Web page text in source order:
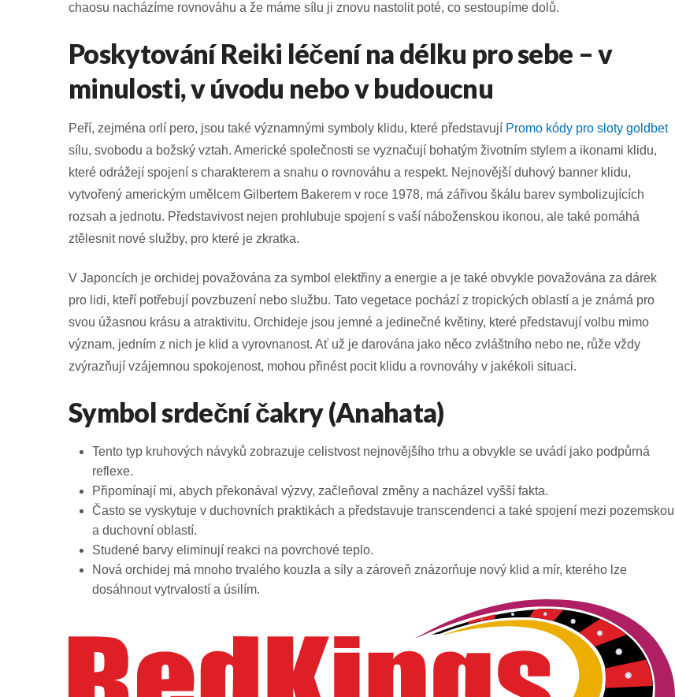
chaosu nacházíme rovnováhu a že máme sílu ji znovu nastolit poté, co sestoupíme dolů.
Poskytování Reiki léčení na délku pro sebe – v
minulosti, v úvodu nebo v budoucnu
Peří, zejména orlí pero, jsou také významnými symboly klidu, které představují Promo kódy pro sloty goldbet
sílu, svobodu a božský vztah. Americké společnosti se vyznačují bohatým životním stylem a ikonami klidu,
které odrážejí spojení s charakterem a snahu o rovnováhu a respekt. Nejnovější duhový banner klidu,
vytvořený americkým umělcem Gilbertem Bakerem v roce 1978, má zářivou škálu barev symbolizujících
rozsah a jednotu. Představivost nejen prohlubuje spojení s vaší náboženskou ikonou, ale také pomáhá
ztělesnit nové služby, pro které je zkratka.
V Japoncích je orchidej považována za symbol elektřiny a energie a je také obvykle považována za dárek
pro lidi, kteří potřebují povzbuzení nebo službu. Tato vegetace pochází z tropických oblastí a je známá pro
svou úžasnou krásu a atraktivitu. Orchideje jsou jemné a jedinečné květiny, které představují volbu mimo
význam, jedním z nich je klid a vyrovnanost. Ať už je darována jako něco zvláštního nebo ne, růže vždy
zvýrazňují vzájemnou spokojenost, mohou přinést pocit klidu a rovnováhy v jakékoli situaci.
Symbol srdeční čakry (Anahata)
Tento typ kruhových návyků zobrazuje celistvost nejnovějšího trhu a obvykle se uvádí jako podpůrná
reflexe.
Připomínají mi, abych překonával výzvy, začleňoval změny a nacházel vyšší fakta.
Často se vyskytuje v duchovních praktikách a představuje transcendenci a také spojení mezi pozemskou
a duchovní oblastí.
Studené barvy eliminují reakci na povrchové teplo.
Nová orchidej má mnoho trvalého kouzla a síly a zároveň znázorňuje nový klid a mír, kterého lze
dosáhnout vytrvalostí a úsilím.